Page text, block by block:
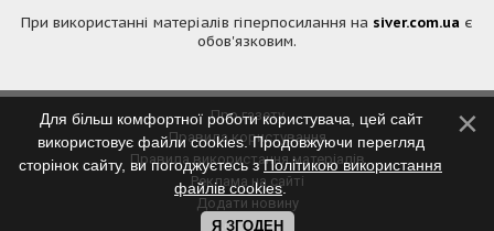
При використанні матеріалів гіперпосилання на siver.com.ua є
обов'язковим.
Про газету
Правила користування
Правила використання матеріалів
Реклама на сайті
Додати новину
Контакти
Для більш комфортної роботи користувача, цей сайт
використовує файли cookies. Продовжуючи перегляд
сторінок сайту, ви погоджуєтесь зПолітикою використання
файлів cookies.
Я ЗГОДЕН